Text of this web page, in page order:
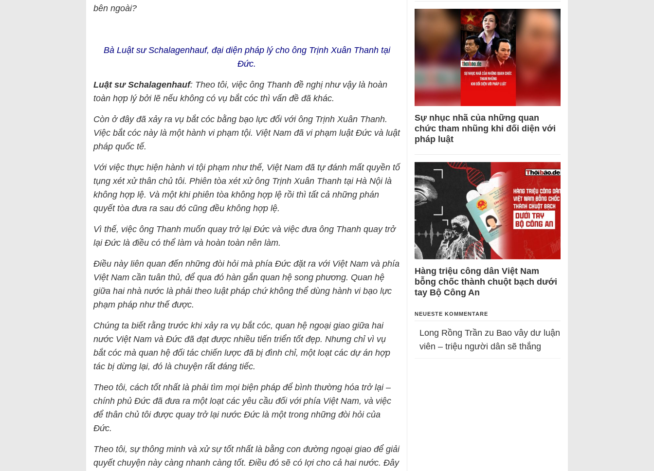
bên ngoài?
Bà Luật sư Schalagenhauf, đại diện pháp lý cho ông Trịnh Xuân Thanh tại
Đức.
Luật sư Schalagenhauf: Theo tôi, việc ông Thanh đề nghị như vậy là hoàn
toàn hợp lý bởi lẽ nếu không có vụ bắt cóc thì vấn đề đã khác.
Còn ở đây đã xảy ra vụ bắt cóc bằng bạo lực đối với ông Trịnh Xuân Thanh.
Việc bắt cóc này là một hành vi phạm tội. Việt Nam đã vi phạm luật Đức và luật
pháp quốc tế.
Với việc thực hiện hành vi tội phạm như thế, Việt Nam đã tự đánh mất quyền tố
tụng xét xử thân chủ tôi. Phiên tòa xét xử ông Trịnh Xuân Thanh tại Hà Nội là
không hợp lệ. Và một khi phiên tòa không hợp lệ rồi thì tất cả những phán
quyết tòa đưa ra sau đó cũng đều không hợp lệ.
Vì thế, việc ông Thanh muốn quay trở lại Đức và việc đưa ông Thanh quay trở
lại Đức là điều có thể làm và hoàn toàn nên làm.
Điều này liên quan đến những đòi hỏi mà phía Đức đặt ra với Việt Nam và phía
Việt Nam cần tuân thủ, để qua đó hàn gắn quan hệ song phương. Quan hệ
giữa hai nhà nước là phải theo luật pháp chứ không thể dùng hành vi bạo lực
phạm pháp như thế được.
Chúng ta biết rằng trước khi xảy ra vụ bắt cóc, quan hệ ngoại giao giữa hai
nước Việt Nam và Đức đã đạt được nhiều tiến triển tốt đẹp. Nhưng chỉ vì vụ
bắt cóc mà quan hệ đối tác chiến lược đã bị đình chỉ, một loạt các dự án hợp
tác bị dừng lại, đó là chuyện rất đáng tiếc.
Theo tôi, cách tốt nhất là phải tìm mọi biện pháp để bình thường hóa trở lại –
chính phủ Đức đã đưa ra một loạt các yêu cầu đối với phía Việt Nam, và việc
để thân chủ tôi được quay trở lại nước Đức là một trong những đòi hỏi của
Đức.
Theo tôi, sự thông minh và xử sự tốt nhất là bằng con đường ngoại giao để giải
quyết chuyện này càng nhanh càng tốt. Điều đó sẽ có lợi cho cả hai nước. Đây
Sự nhục nhã của những quan
chức tham nhũng khi đối diện với
pháp luật
Hàng triệu công dân Việt Nam
bỗng chốc thành chuột bạch dưới
tay Bộ Công An
NEUESTE KOMMENTARE
Long Rồng Trần zu Bao vây dư luận
viên – triệu người dân sẽ thắng